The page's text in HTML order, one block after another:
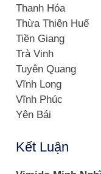
Thanh Hóa
Thừa Thiên Huế
Tiền Giang
Trà Vinh
Tuyên Quang
Vĩnh Long
Vĩnh Phúc
Yên Bái
Kết Luận